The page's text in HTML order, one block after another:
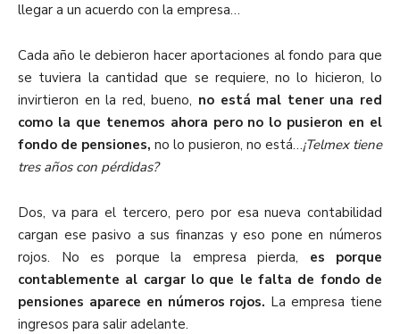
llegar a un acuerdo con la empresa…
Cada año le debieron hacer aportaciones al fondo para que
se tuviera la cantidad que se requiere, no lo hicieron, lo
invirtieron en la red, bueno, no está mal tener una red
como la que tenemos ahora pero no lo pusieron en el
fondo de pensiones, no lo pusieron, no está…¡Telmex tiene
tres años con pérdidas?
Dos, va para el tercero, pero por esa nueva contabilidad
cargan ese pasivo a sus finanzas y eso pone en números
rojos. No es porque la empresa pierda, es porque
contablemente al cargar lo que le falta de fondo de
pensiones aparece en números rojos. La empresa tiene
ingresos para salir adelante.